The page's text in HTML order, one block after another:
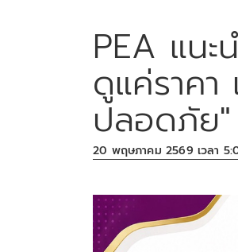
PEA แน
ดูแค่ราคา
ปลอดภัย"
20 พฤษภาคม 2569 เวลา